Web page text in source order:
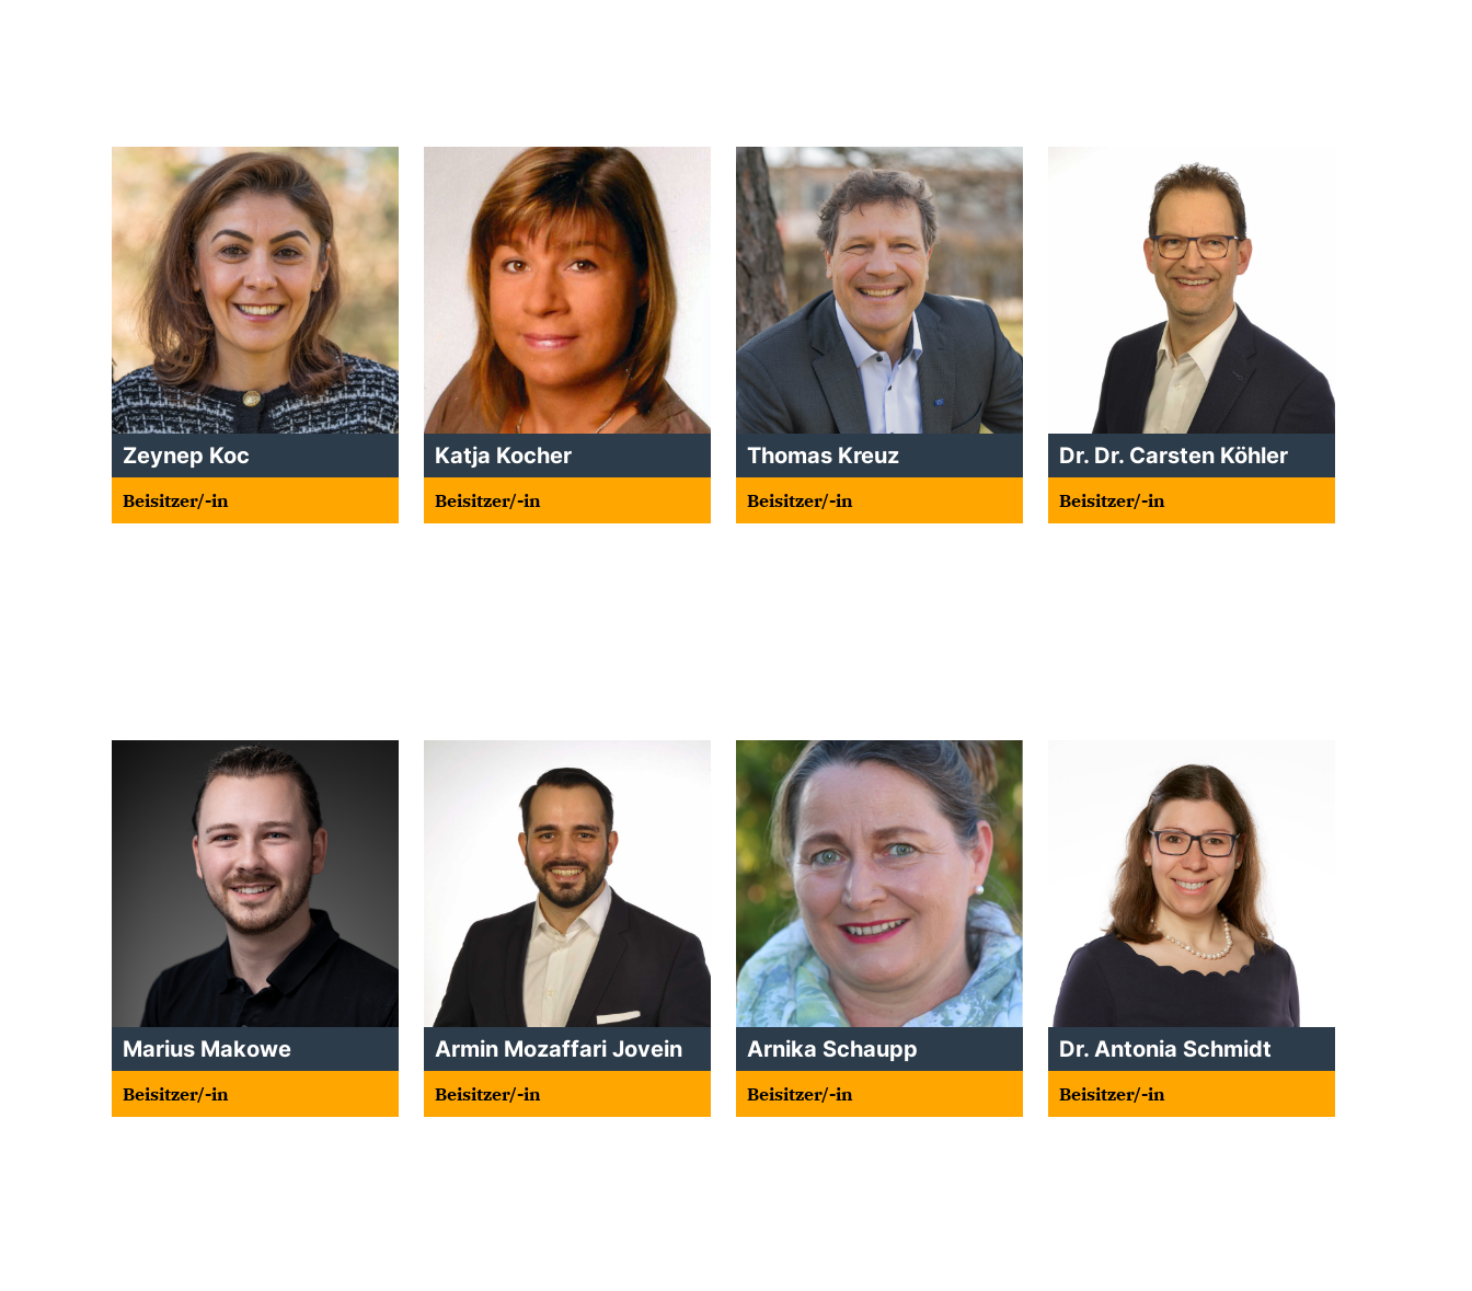
Zeynep Koc
Beisitzer/-in
Katja Kocher
Beisitzer/-in
Thomas Kreuz
Beisitzer/-in
Dr. Dr. Carsten Köhler
Beisitzer/-in
Marius Makowe
Beisitzer/-in
Armin Mozaffari Jovein
Beisitzer/-in
Arnika Schaupp
Beisitzer/-in
Dr. Antonia Schmidt
Beisitzer/-in